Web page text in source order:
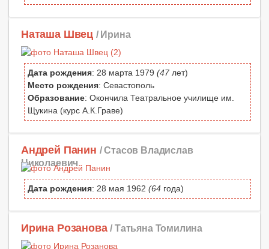
Наташа Швец / Ирина
Дата рождения: 28 марта 1979 (47лет)
Место рождения: Севастополь
Образование: Окончила Театральное училище им.
Щукина (курс А.К.Граве)
Андрей Панин / Стасов Владислав
Николаевич
Дата рождения: 28 мая 1962 (64 года)
Ирина Розанова / Татьяна Томилина